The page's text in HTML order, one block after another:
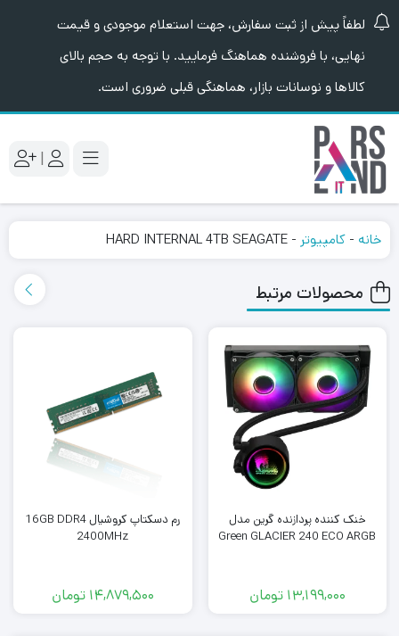
لطفاً پیش از ثبت سفارش، جهت استعلام موجودی و قیمت
نهایی، با فروشنده هماهنگ فرمایید. با توجه به حجم بالای
کالاها و نوسانات بازار، هماهنگی قبلی ضروری است.
|
خانه - کامپیوتر -
HARD INTERNAL 4TB SEAGATE
محصولات مرتبط
خنک کننده پردازنده گرین مدل
Green GLACIER 240 ECO ARGB
13,199,000 تومان
رم دسکتاپ کروشیال 16GB DDR4
2400MHz
14,879,500 تومان